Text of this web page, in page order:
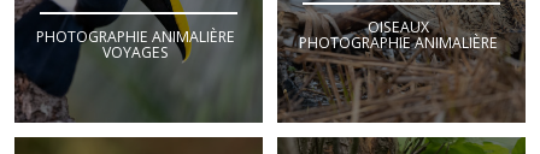
PHOTOGRAPHIE ANIMALIÈRE
VOYAGES
OISEAUX
PHOTOGRAPHIE ANIMALIÈRE